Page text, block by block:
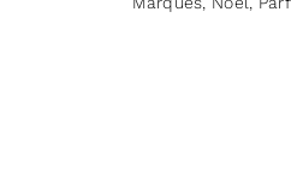
You must be